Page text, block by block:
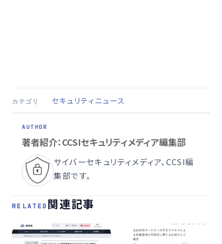
カテゴリ セキュリティニュース
著者紹介：CCSIセキュリティメディア編集部
サイバーセキュリティメディア、CCSI編
集部です。
RELATED 関連記事